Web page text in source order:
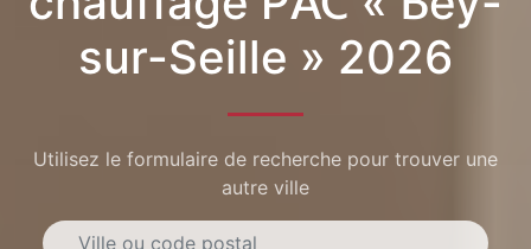
sur-Seille » 2026
Utilisez le formulaire de recherche pour trouver une
autre ville